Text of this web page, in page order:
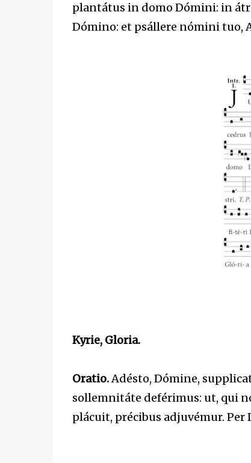
plantátus in domo Dómini: in
Dómino: et psállere nómini tuo,
Kyrie, Gloria.
Oratio.Adésto, Dómine,
sollemnitáte deférimus: ut, qui
plácuit, précibus adjuvémur. Per